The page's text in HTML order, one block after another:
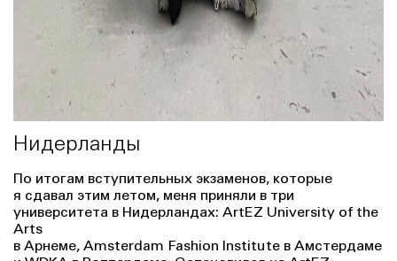
Нидерланды
По итогам вступительных экзаменов, которые
я сдавал этим летом, меня приняли в три
университета в Нидерландах: ArtEZ University of the
Arts
в Арнеме, Amsterdam Fashion Institute в Амстердаме